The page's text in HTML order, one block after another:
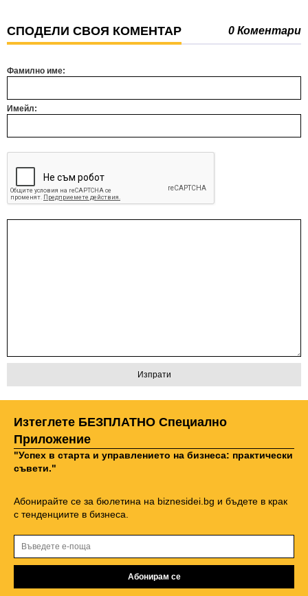
СПОДЕЛИ СВОЯ КОМЕНТАР 0 Коментари
Фамилно име:
Имейл:
Изтеглете БЕЗПЛАТНО Специално
Приложение
"Успех в старта и управлението на бизнеса: практически
съвети."
Абонирайте се за бюлетина на biznesidei.bg и бъдете в крак
с тенденциите в бизнеса.